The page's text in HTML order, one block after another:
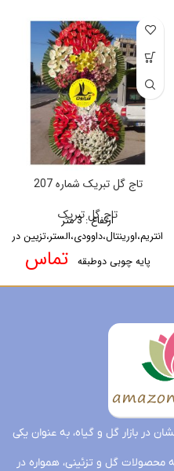
تاج گل تبریک شماره 207
تاج گل تبریک
ارتفاع : 3 متر
انتریم،اورینتال،داوودی،الستر،تزیین در
پایه چوبی دوطبقه تماس
بگیرید
تجربه درخشان در بازار گل و گیاه، به عنوان یکی
محصولات گل و تزئینی، همواره در